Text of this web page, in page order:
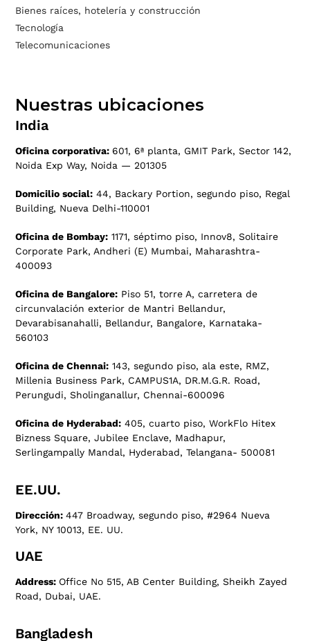
Bienes raíces, hotelería y construcción
Tecnología
Telecomunicaciones
Nuestras ubicaciones
India
Oficina corporativa: 601, 6ª planta, GMIT Park, Sector 142,
Noida Exp Way, Noida — 201305
Domicilio social: 44, Backary Portion, segundo piso, Regal
Building, Nueva Delhi-110001
Oficina de Bombay: 1171, séptimo piso, Innov8, Solitaire
Corporate Park, Andheri (E) Mumbai, Maharashtra-
400093
Oficina de Bangalore: Piso 51, torre A, carretera de
circunvalación exterior de Mantri Bellandur,
Devarabisanahalli, Bellandur, Bangalore, Karnataka-
560103
Oficina de Chennai: 143, segundo piso, ala este, RMZ,
Millenia Business Park, CAMPUS1A, DR.M.G.R. Road,
Perungudi, Sholinganallur, Chennai-600096
Oficina de Hyderabad: 405, cuarto piso, WorkFlo Hitex
Bizness Square, Jubilee Enclave, Madhapur,
Serlingampally Mandal, Hyderabad, Telangana- 500081
EE.UU.
Dirección:447 Broadway, segundo piso, #2964 Nueva
York, NY 10013, EE. UU.
UAE
Address: Office No 515, AB Center Building, Sheikh Zayed
Road, Dubai, UAE.
Bangladesh